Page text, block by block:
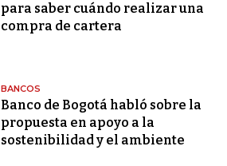
para saber cuándo realizar una
compra de cartera
BANCOS
Banco de Bogotá habló sobre la
propuesta en apoyo a la
sostenibilidad y el ambiente